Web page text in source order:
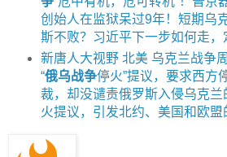
创始人在监狱呆过9年！短期乌
斯不败？习近平下一步如何走，
新唐人大视野 北美 乌克兰战争
“俄乌战争停火”提议，要求西方
裁，却没谴责俄罗斯入侵乌克兰
火提议，引发北约、美国和欧盟